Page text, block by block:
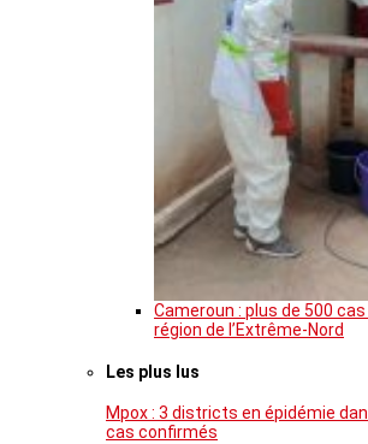
Cameroun : plus de 500
région de l’Extrême-Nord
Les plus lus
Mpox : 3 districts en épidémie
cas confirmés